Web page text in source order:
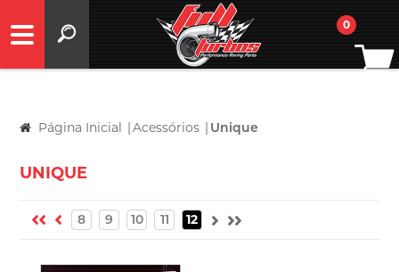
0
Página Inicial |Acessórios | Unique
UNIQUE
8 9 10 11 12